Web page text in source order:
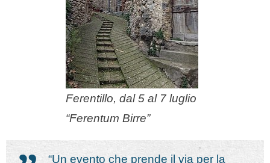
Ferentillo, dal 5 al 7 luglio
“Ferentum Birre”
“Un evento che prende il via per la